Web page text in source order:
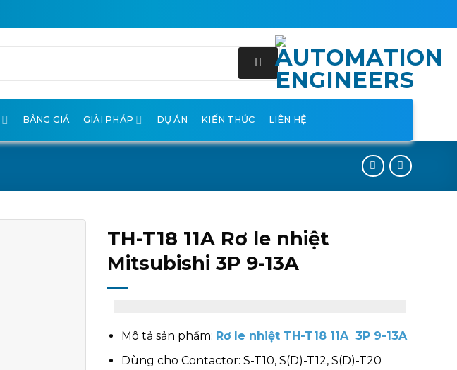
BẢNG GIÁ GIẢI PHÁP DỰ ÁN KIẾN THỨC LIÊN HỆ
TH-T18 11A Rơ le nhiệt
Mitsubishi 3P 9-13A
Mô tả sản phẩm: Rơ le nhiệt TH-T18 11A 3P 9-13A
Dùng cho Contactor: S-T10, S(D)-T12, S(D)-T20